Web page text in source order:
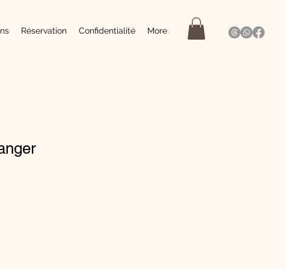
Réservation Confidentialité More